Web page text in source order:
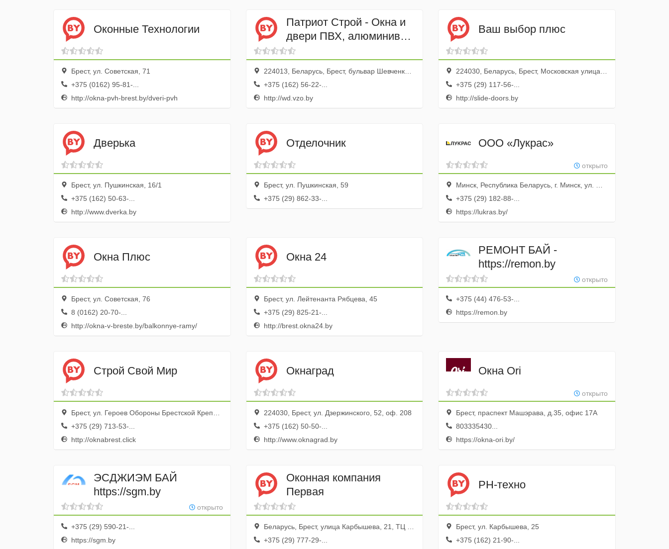
Оконные Технологии
Брест, ул. Советская, 71
+375 (0162) 95-81-...
http://okna-pvh-brest.by/dveri-pvh
Патриот Строй - Окна и
двери ПВХ, алюминивые
балконные рамы
224013, Беларусь, Брест, бульвар Шевченко, 4, оф. 103
+375 (162) 56-22-...
http://wd.vzo.by
Ваш выбор плюс
224030, Беларусь, Брест, Московская улица, 202, здание Научно-технологического Парка, эт. 3
+375 (29) 117-56-...
http://slide-doors.by
Дверька
Брест, ул. Пушкинская, 16/1
+375 (162) 50-63-...
http://www.dverka.by
Отделочник
Брест, ул. Пушкинская, 59
+375 (29) 862-33-...
ООО «Лукрас»
открыто
Минск, Республика Беларусь, г. Минск, ул. Инженерная, д. 5
+375 (29) 182-88-...
https://lukras.by/
Окна Плюс
Брест, ул. Советская, 76
8 (0162) 20-70-...
http://okna-v-breste.by/balkonnye-ramy/
Окна 24
Брест, ул. Лейтенанта Рябцева, 45
+375 (29) 825-21-...
http://brest.okna24.by
РЕМОНТ БАЙ -
https://remon.by
открыто
+375 (44) 476-53-...
https://remon.by
Строй Свой Мир
Брест, ул. Героев Обороны Брестской Крепости, 19
+375 (29) 713-53-...
http://oknabrest.click
Окнаград
224030, Брест, ул. Дзержинского, 52, оф. 208
+375 (162) 50-50-...
http://www.oknagrad.by
Окна Ori
открыто
Брест, праспект Машэрава, д.35, офис 17А
803335430...
https://okna-ori.by/
ЭСДЖИЭМ БАЙ
https://sgm.by
открыто
+375 (29) 590-21-...
https://sgm.by
Оконная компания
Первая
Беларусь, Брест, улица Карбышева, 21, ТЦ Никольский, пав. 218
+375 (29) 777-29-...
РН-техно
Брест, ул. Карбышева, 25
+375 (162) 21-90-...